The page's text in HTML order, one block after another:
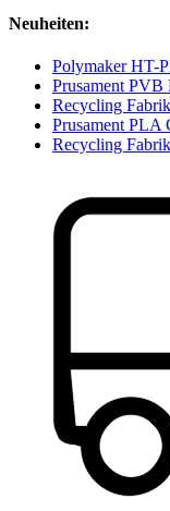
Neuheiten:
Polymaker HT-
Prusament
Recycling
Prusament
Recycling